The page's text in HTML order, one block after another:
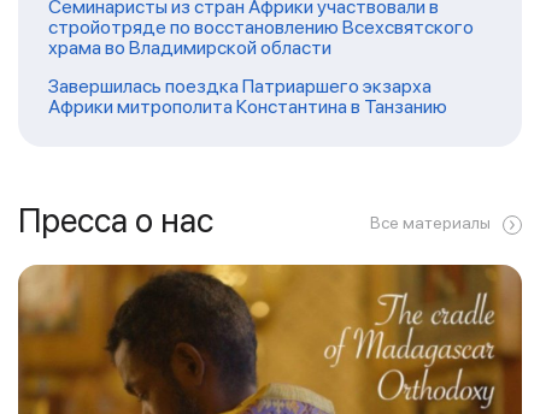
Семинаристы из стран Африки участвовали в
стройотряде по восстановлению Всехсвятского
храма во Владимирской области
Завершилась поездка Патриаршего экзарха
Африки митрополита Константина в Танзанию
Пресса о нас Все материалы